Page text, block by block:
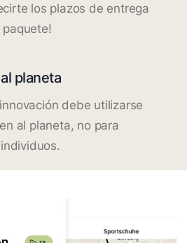
los plazos de entrega
planeta
debe utilizarse
al planeta, no para